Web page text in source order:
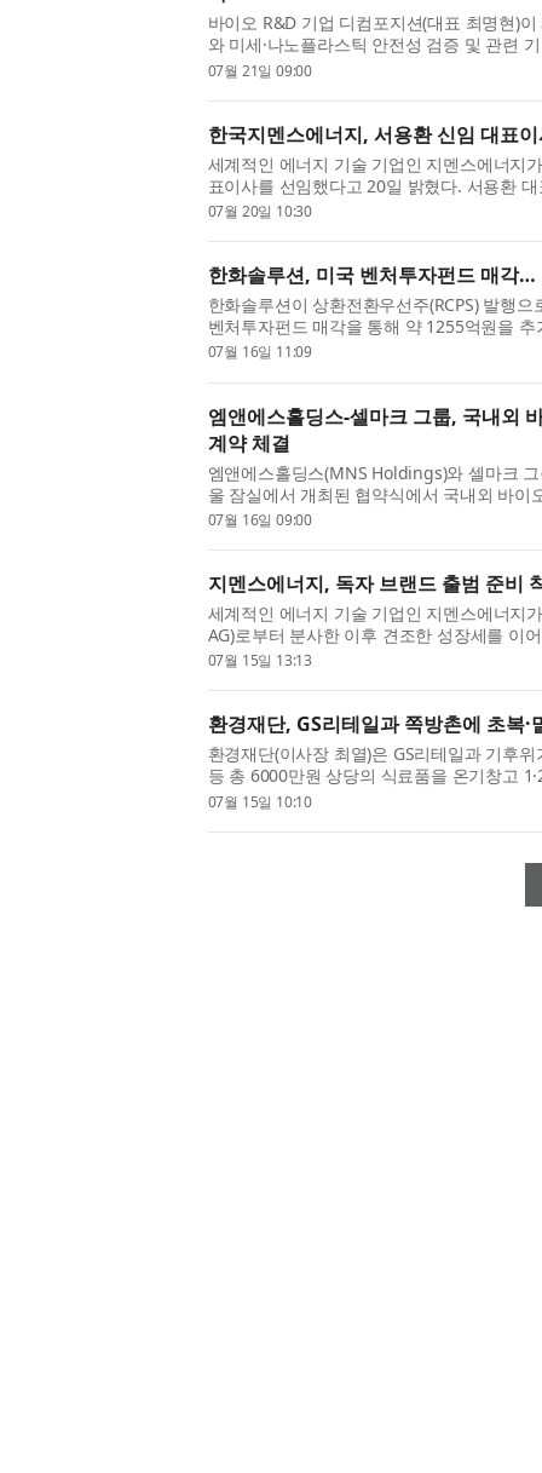
바이오 R&D 기업 디컴포지션(대표 최명현)
와 미세·나노플라스틱 안전성 검증 및 관련
다고 밝혔다. 디컴포지션은 광화학 바이오센
07월 21일 09:00
한국지멘스에너지, 서용환 신임 대표
세계적인 에너지 기술 기업인 지멘스에너지
표이사를 선임했다고 20일 밝혔다. 서용환
의 사업을 총괄하며 회사의 성장 전략을 주
07월 20일 10:30
한화솔루션, 미국 벤처투자펀드 매각
한화솔루션이 상환전환우선주(RCPS) 발행
벤처투자펀드 매각을 통해 약 1255억원을
자구안을 신속히 추진했고, 신용평가사들은
07월 16일 11:09
엠앤에스홀딩스-셀마크 그룹, 국내외
계약 체결
엠앤에스홀딩스(MNS Holdings)와 셀마크
울 잠실에서 개최된 협약식에서 국내외 바이
연료 공급망 구축을 위한 우드칩 및 바이오
07월 16일 09:00
지멘스에너지, 독자 브랜드 출범 준비
세계적인 에너지 기술 기업인 지멘스에너지
AG)로부터 분사한 이후 견조한 성장세를 이
한 준비에 본격 착수한다. 이번 결정은 지멘
07월 15일 13:13
환경재단, GS리테일과 쪽방촌에 초복·
환경재단(이사장 최열)은 GS리테일과 기후
등 총 6000만원 상당의 식료품을 온기창고
말복 두 차례에 걸쳐 진행되는 이번 나눔은
07월 15일 10:10